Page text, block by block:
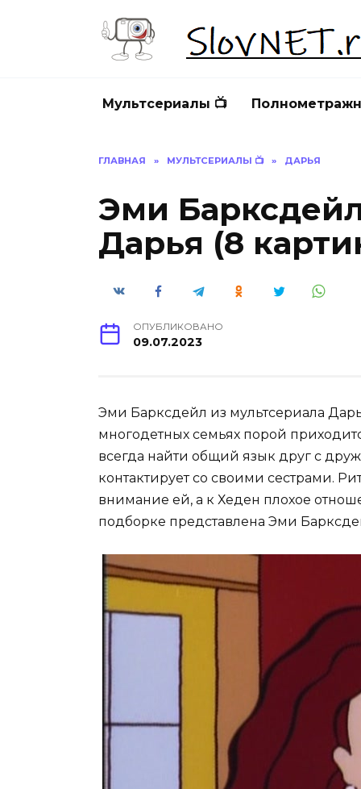
Мультсериалы 📺
ГЛАВНАЯ » МУЛЬТСЕРИАЛЫ 📺 » ДАРЬЯ
Эми
Дарья (8
ОПУБЛИКОВАНО
09.07.2023
Эми Барксдейл из мультсериала
многодетных семьях порой
всегда найти общий язык друг с
контактирует со своими сестрами.
внимание ей, а к Хеден плохое
подборке представлена Эми